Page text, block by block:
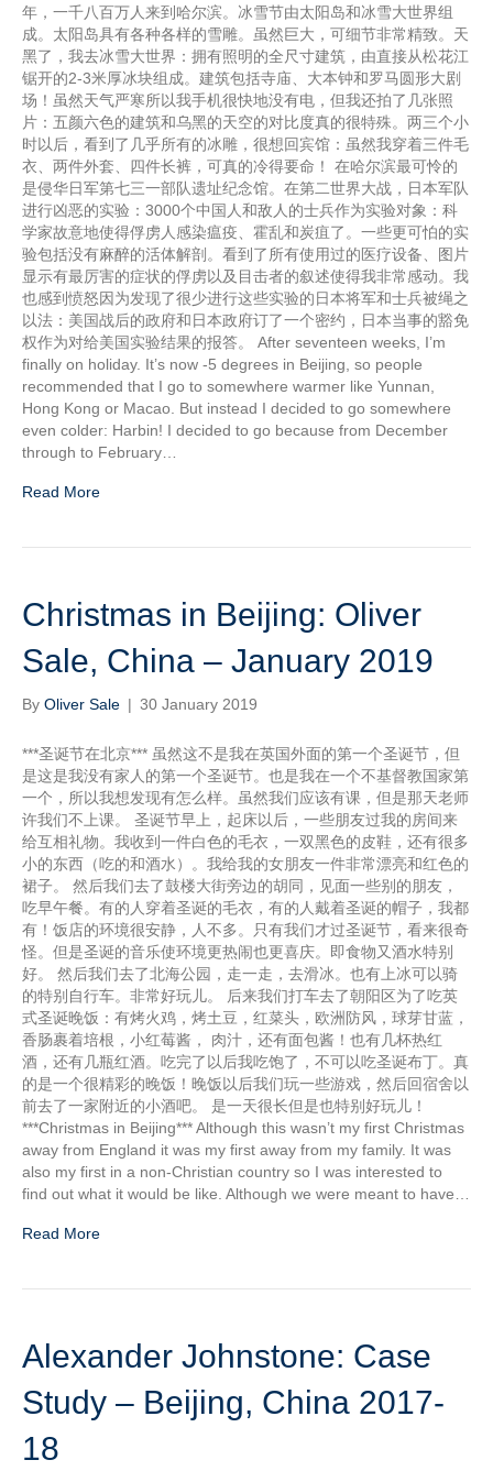
年，一千八百万人来到哈尔滨。冰雪节由太阳岛和冰雪大世界组
成。太阳岛具有各种各样的雪雕。虽然巨大，可细节非常精致。天
黑了，我去冰雪大世界：拥有照明的全尺寸建筑，由直接从松花江
锯开的2-3米厚冰块组成。建筑包括寺庙、大本钟和罗马圆形大剧
场！虽然天气严寒所以我手机很快地没有电，但我还拍了几张照
片：五颜六色的建筑和乌黑的天空的对比度真的很特殊。两三个小
时以后，看到了几乎所有的冰雕，很想回宾馆：虽然我穿着三件毛
衣、两件外套、四件长裤，可真的冷得要命！ 在哈尔滨最可怜的
是侵华日军第七三一部队遗址纪念馆。在第二世界大战，日本军队
进行凶恶的实验：3000个中国人和敌人的士兵作为实验对象：科
学家故意地使得俘虏人感染瘟疫、霍乱和炭疽了。一些更可怕的实
验包括没有麻醉的活体解剖。看到了所有使用过的医疗设备、图片
显示有最厉害的症状的俘虏以及目击者的叙述使得我非常感动。我
也感到愤怒因为发现了很少进行这些实验的日本将军和士兵被绳之
以法：美国战后的政府和日本政府订了一个密约，日本当事的豁免
权作为对给美国实验结果的报答。 After seventeen weeks, I’m
finally on holiday. It’s now -5 degrees in Beijing, so people
recommended that I go to somewhere warmer like Yunnan,
Hong Kong or Macao. But instead I decided to go somewhere
even colder: Harbin! I decided to go because from December
through to February…
Read More
Christmas in Beijing: Oliver
Sale, China – January 2019
By Oliver Sale | 30 January 2019
***圣诞节在北京*** 虽然这不是我在英国外面的第一个圣诞节，但
是这是我没有家人的第一个圣诞节。也是我在一个不基督教国家第
一个，所以我想发现有怎么样。虽然我们应该有课，但是那天老师
许我们不上课。 圣诞节早上，起床以后，一些朋友过我的房间来
给互相礼物。我收到一件白色的毛衣，一双黑色的皮鞋，还有很多
小的东西（吃的和酒水）。我给我的女朋友一件非常漂亮和红色的
裙子。 然后我们去了鼓楼大街旁边的胡同，见面一些别的朋友，
吃早午餐。有的人穿着圣诞的毛衣，有的人戴着圣诞的帽子，我都
有！饭店的环境很安静，人不多。只有我们才过圣诞节，看来很奇
怪。但是圣诞的音乐使环境更热闹也更喜庆。即食物又酒水特别
好。 然后我们去了北海公园，走一走，去滑冰。也有上冰可以骑
的特别自行车。非常好玩儿。 后来我们打车去了朝阳区为了吃英
式圣诞晚饭：有烤火鸡，烤土豆，红菜头，欧洲防风，球芽甘蓝，
香肠裹着培根，小红莓酱， 肉汁，还有面包酱！也有几杯热红
酒，还有几瓶红酒。吃完了以后我吃饱了，不可以吃圣诞布丁。真
的是一个很精彩的晚饭！晚饭以后我们玩一些游戏，然后回宿舍以
前去了一家附近的小酒吧。 是一天很长但是也特别好玩儿！
***Christmas in Beijing*** Although this wasn’t my first Christmas
away from England it was my first away from my family. It was
also my first in a non-Christian country so I was interested to
find out what it would be like. Although we were meant to have…
Read More
Alexander Johnstone: Case
Study – Beijing, China 2017-
18